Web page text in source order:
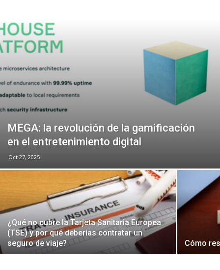
MEGA: la revolución de la gamificación
en el entretenimiento digital
Oct 27, 2025
¿Qué no cubre la Tarjeta Sanitaria Europea
(TSE) y por qué deberías contratar un
seguro de viaje?
Cómo